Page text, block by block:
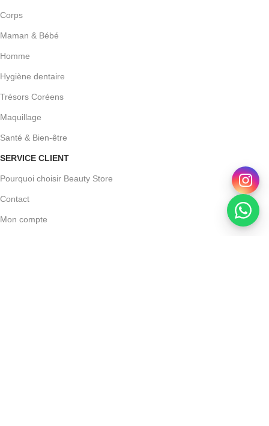
Corps
Maman & Bébé
Homme
Hygiène dentaire
Trésors Coréens
Maquillage
Santé & Bien-être
SERVICE CLIENT
Pourquoi choisir Beauty Store
Contact
Mon compte